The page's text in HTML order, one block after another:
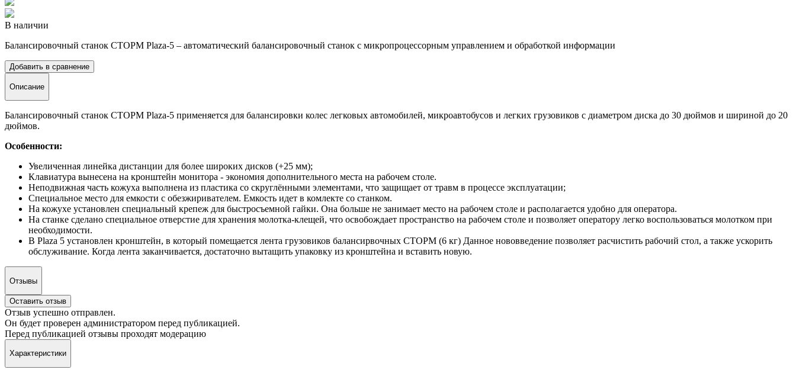
В наличии
Балансировочный станок СТОРМ Plaza-5 – автоматический балансировочный станок с микропроцессорным управлением и обработкой информации
Добавить в сравнение
Описание
Балансировочный станок СТОРМ Plaza-5 применяется для балансировки колес легковых автомобилей, микроавтобусов и легких грузовиков с диаметром диска до 30 дюймов и шириной до 20
дюймов.
Особенности:
Увеличенная линейка дистанции для более широких дисков (+25 мм);
Клавиатура вынесена на кронштейн монитора - экономия дополнительного места на рабочем столе.
Неподвижная часть кожуха выполнена из пластика со скруглёнными элементами, что защищает от травм в процессе эксплуатации;
Специальное место для емкости с обезжиривателем. Емкость идет в комлекте со станком.
На кожухе установлен специальный крепеж для быстросъемной гайки. Она больше не занимает место на рабочем столе и располагается удобно для оператора.
На станке сделано специальное отверстие для хранения молотка-клещей, что освобождает пространство на рабочем столе и позволяет оператору легко воспользоваться молотком при
необходимости.
В Plaza 5 установлен кронштейн, в который помещается лента грузовиков балансирвочных СТОРМ (6 кг) Данное нововведение позволяет расчистить рабочий стол, а также ускорить
обслуживание. Когда лента заканчивается, достаточно вытащить упаковку из кронштейна и вставить новую.
Отзывы
Оставить отзыв
Отзыв успешно отправлен.
Он будет проверен администратором перед публикацией.
Перед публикацией отзывы проходят модерацию
Характеристики